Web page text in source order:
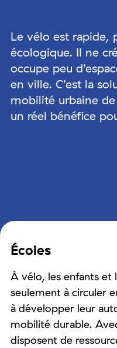
Le vélo est rapide,
écologique. Il ne
occupe peu
en ville. C’est la
mobilité urbaine
un réel bénéfice
Écoles
À vélo, les enfants et
seulement à circuler
à développer leur
mobilité durable.
disposent de